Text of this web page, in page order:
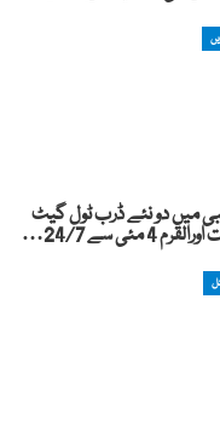
میں دو نئے ڈرب ٹول گیٹ
4 مئی سے 24/7…